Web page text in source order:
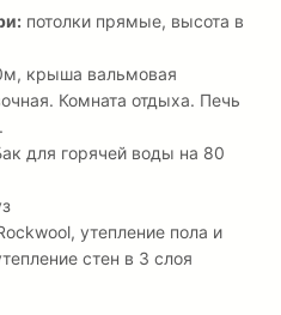
потолки прямые, высота в
крыша вальмовая
Комната отдыха. Печь
для горячей воды на 80
утепление пола и
стен в 3 слоя